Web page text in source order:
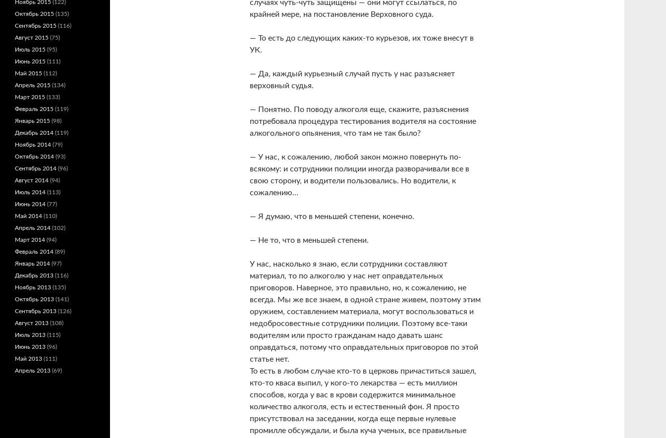
случаях чуть-чуть защищены — они могут ссылаться, по
крайней мере, на постановление Верховного суда.
— То есть до следующих каких-то курьезов, их тоже внесут в
УК.
— Да, каждый курьезный случай пусть у нас разъясняет
верховный судья.
— Понятно. По поводу алкоголя еще, скажите, разъяснения
потребовала процедура тестирования водителя на состояние
алкогольного опьянения, что там не так было?
— У нас, к сожалению, любой закон можно повернуть по-
всякому: и сотрудники полиции иногда разворачивали все в
свою сторону, и водители пользовались. Но водители, к
сожалению…
— Я думаю, что в меньшей степени, конечно.
— Не то, что в меньшей степени.
У нас, насколько я знаю, если сотрудники составляют
материал, то по алкоголю у нас нет оправдательных
приговоров. Наверное, это правильно, но, к сожалению, не
всегда. Мы же все знаем, в одной стране живем, поэтому этим
оружием, составлением материала, могут воспользоваться и
недобросовестные сотрудники полиции. Поэтому все-таки
водителям или просто гражданам надо давать шанс
оправдаться, потому что оправдательных приговоров по этой
статье нет.
То есть в любом случае кто-то в церковь причаститься зашел,
кто-то кваса выпил, у кого-то лекарства — есть миллион
способов, когда у вас в крови содержится минимальное
количество алкоголя, есть и естественный фон. Я просто
присутствовал на заседании, когда еще первые нулевые
промилле обсуждали, и была куча ученых, все правильные
Ноябрь 2015 (122)
Октябрь 2015 (135)
Сентябрь 2015 (116)
Август 2015 (75)
Июль 2015 (95)
Июнь 2015 (111)
Май 2015 (112)
Апрель 2015 (134)
Март 2015 (133)
Февраль 2015 (119)
Январь 2015 (98)
Декабрь 2014 (119)
Ноябрь 2014 (79)
Октябрь 2014 (93)
Сентябрь 2014 (96)
Август 2014 (94)
Июль 2014 (113)
Июнь 2014 (77)
Май 2014 (110)
Апрель 2014 (102)
Март 2014 (94)
Февраль 2014 (89)
Январь 2014 (97)
Декабрь 2013 (116)
Ноябрь 2013 (135)
Октябрь 2013 (141)
Сентябрь 2013 (126)
Август 2013 (108)
Июль 2013 (115)
Июнь 2013 (96)
Май 2013 (111)
Апрель 2013 (69)